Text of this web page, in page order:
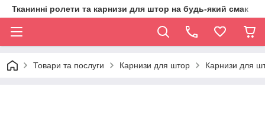
Тканинні ролети та карнизи для штор на будь-який смак
Товари та послуги Карнизи для штор Карнизи для